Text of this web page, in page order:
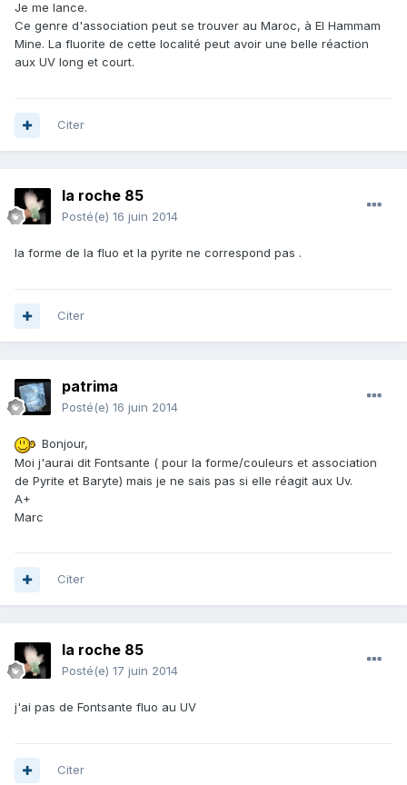
Je me lance.
Ce genre d'association peut se trouver au Maroc, à El Hammam
Mine. La fluorite de cette localité peut avoir une belle réaction
aux UV long et court.
Citer
la roche 85
Posté(e) 16 juin 2014
la forme de la fluo et la pyrite ne correspond pas .
Citer
patrima
Posté(e) 16 juin 2014
Bonjour,
Moi j'aurai dit Fontsante ( pour la forme/couleurs et association
de Pyrite et Baryte) mais je ne sais pas si elle réagit aux Uv.
A+
Marc
Citer
la roche 85
Posté(e) 17 juin 2014
j'ai pas de Fontsante fluo au UV
Citer